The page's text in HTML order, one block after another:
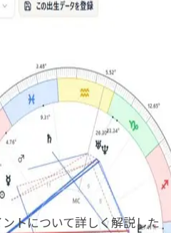
トについて詳しく解説した